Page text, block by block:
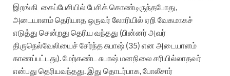
இறங்கி கைப்பேசியில் பேசிக் கொண்டிருந்தபோது,
அடையாளம் தெரியாத ஒருவர் லோரியில் ஏறி வேகமாகச்
எடுத்து சென்றது தெரிய வந்தது (பின்னர் அவர்
திருநெல்வேலியைச் சேர்ந்த சுபாஷ் (35) என அடையாளம்
காணப்பட்டது). மேற்கண்ட சுபாஷ் மனநிலை சரியில்லாதவர்
என்பது தெரியவந்தது. இது தொடர்பாக, போலீசார்